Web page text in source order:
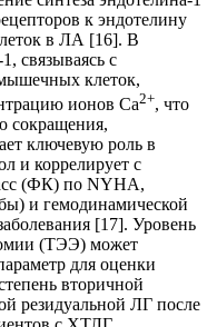
к эндотелину
в ЛА [16]. В
связываясь с
клеток,
ионов Са2+, что
сокращения,
ключевую роль в
и коррелирует с
(ФК) по NYHA,
и гемодинамической
[17]. Уровень
(ТЭЭ) может
для оценки
вторичной
резидуальной ЛГ после